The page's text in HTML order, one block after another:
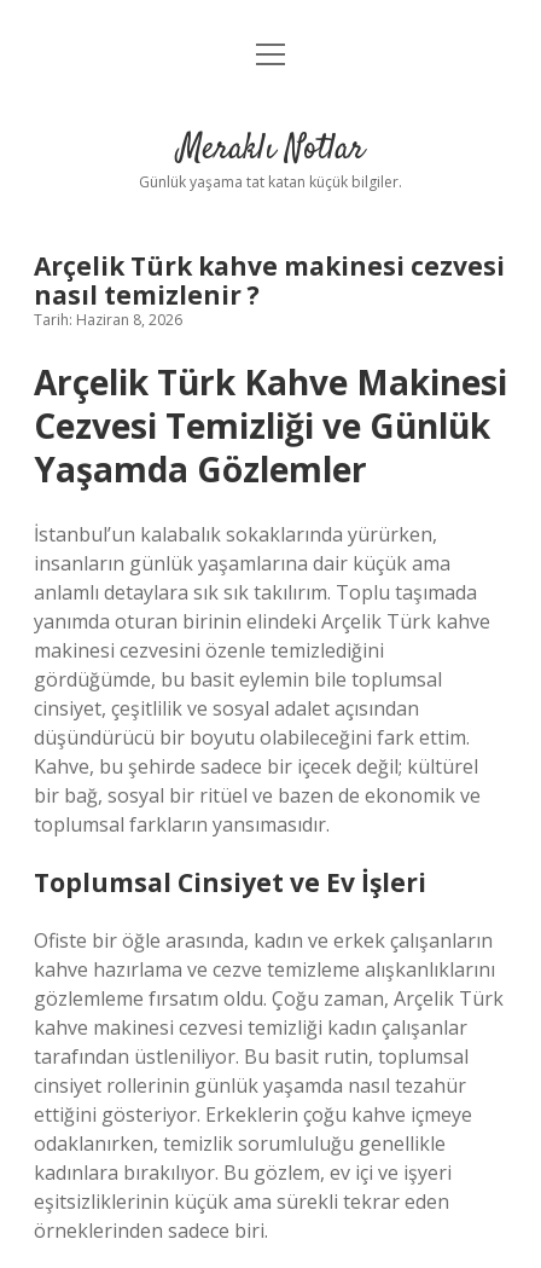
Anasayfa
Yasal Uyarı
menüyü
Meraklı Notlar
Günlük yaşama tat katan küçük bilgiler.
Arçelik Türk kahve makinesi cezvesi
nasıl temizlenir ?
Tarih: Haziran 8, 2026
Arçelik Türk Kahve Makinesi
Cezvesi Temizliği ve Günlük
Yaşamda Gözlemler
İstanbul’un kalabalık sokaklarında yürürken,
insanların günlük yaşamlarına dair küçük ama
anlamlı detaylara sık sık takılırım. Toplu taşımada
yanımda oturan birinin elindeki Arçelik Türk kahve
makinesi cezvesini özenle temizlediğini
gördüğümde, bu basit eylemin bile toplumsal
cinsiyet, çeşitlilik ve sosyal adalet açısından
düşündürücü bir boyutu olabileceğini fark ettim.
Kahve, bu şehirde sadece bir içecek değil; kültürel
bir bağ, sosyal bir ritüel ve bazen de ekonomik ve
toplumsal farkların yansımasıdır.
Toplumsal Cinsiyet ve Ev İşleri
Ofiste bir öğle arasında, kadın ve erkek çalışanların
kahve hazırlama ve cezve temizleme alışkanlıklarını
gözlemleme fırsatım oldu. Çoğu zaman, Arçelik Türk
kahve makinesi cezvesi temizliği kadın çalışanlar
tarafından üstleniliyor. Bu basit rutin, toplumsal
cinsiyet rollerinin günlük yaşamda nasıl tezahür
ettiğini gösteriyor. Erkeklerin çoğu kahve içmeye
odaklanırken, temizlik sorumluluğu genellikle
kadınlara bırakılıyor. Bu gözlem, ev içi ve işyeri
eşitsizliklerinin küçük ama sürekli tekrar eden
örneklerinden sadece biri.